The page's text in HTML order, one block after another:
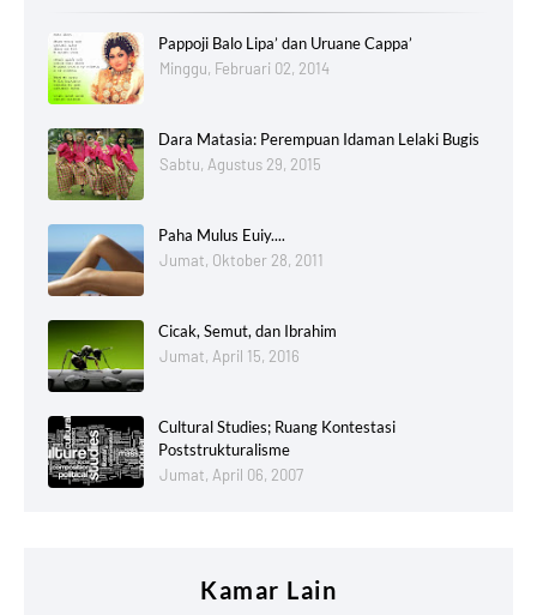
Pappoji Balo Lipa’ dan Uruane Cappa’
Minggu, Februari 02, 2014
Dara Matasia: Perempuan Idaman Lelaki Bugis
Sabtu, Agustus 29, 2015
Paha Mulus Euiy....
Jumat, Oktober 28, 2011
Cicak, Semut, dan Ibrahim
Jumat, April 15, 2016
Cultural Studies; Ruang Kontestasi
Poststrukturalisme
Jumat, April 06, 2007
Kamar Lain